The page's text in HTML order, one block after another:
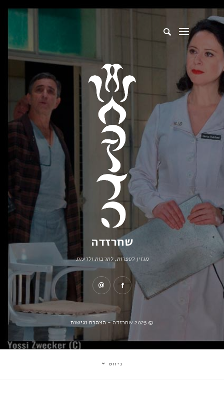
שחרזדה
מגזין לספרות, לתרבות ולדעות
© 2025 שחרזדה - הצהרת נגישות
ניווט